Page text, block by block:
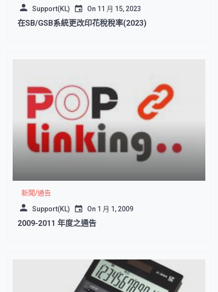
Support(KL) On 11 月 15, 2023
在SB/GSB系統更改印花稅稅率(2023)
新聞/通告
Support(KL) On 1 月 1, 2009
2009-2011 年度之通告